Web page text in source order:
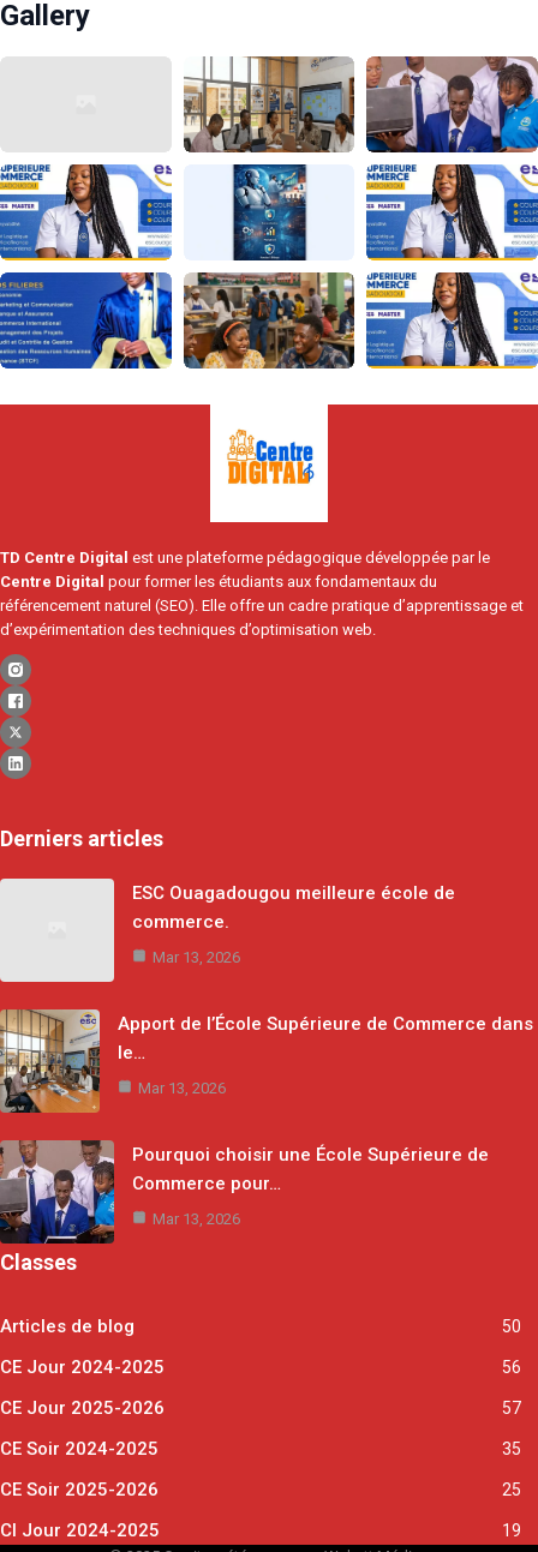
Gallery
TD Centre Digital est une plateforme pédagogique développée par le
Centre Digital pour former les étudiants aux fondamentaux du
référencement naturel (SEO). Elle offre un cadre pratique d’apprentissage et
d’expérimentation des techniques d’optimisation web.
Derniers articles
ESC Ouagadougou meilleure école de
commerce.
Mar 13, 2026
Apport de l’École Supérieure de Commerce dans
le…
Mar 13, 2026
Pourquoi choisir une École Supérieure de
Commerce pour…
Mar 13, 2026
Classes
Articles de blog 50
CE Jour 2024-2025 56
CE Jour 2025-2026 57
CE Soir 2024-2025 35
CE Soir 2025-2026 25
CI Jour 2024-2025 19